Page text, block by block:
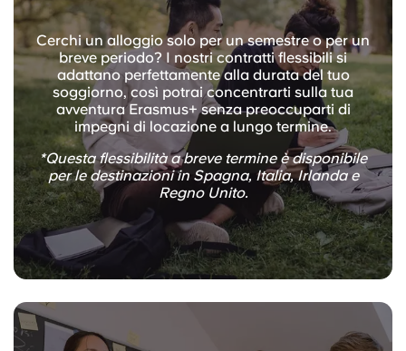
Cerchi un alloggio solo per un semestre o per un
breve periodo? I nostri contratti flessibili si
adattano perfettamente alla durata del tuo
soggiorno, così potrai concentrarti sulla tua
avventura Erasmus+ senza preoccuparti di
impegni di locazione a lungo termine.
*Questa flessibilità a breve termine è disponibile
per le destinazioni in Spagna, Italia, Irlanda e
Regno Unito.